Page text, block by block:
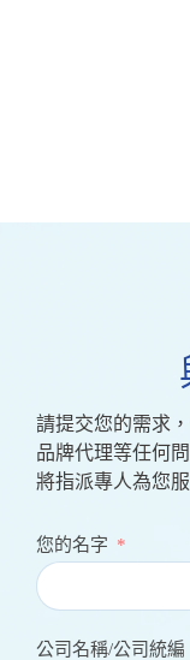
請提交您的需求
品牌代理等任何
將指派專人為您
您的名字
公司名稱/公司統編